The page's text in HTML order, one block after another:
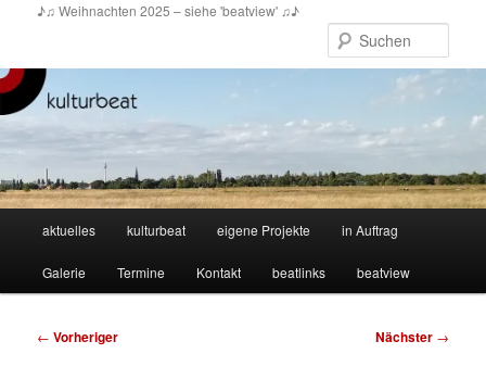
springen
♪♫ Weihnachten 2025 – siehe 'beatview' ♫♪
aktuelles kulturbeat eigene Projekte in Auftrag
Galerie Termine Kontakt beatlinks beatview
Beitragsnavigation
← Vorheriger Nächster →